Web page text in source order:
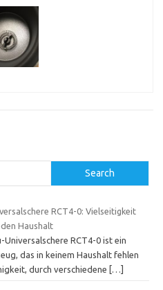
Search
RCT4-0: Vielseitigkeit
Haushalt
Universalschere RCT4-0 ist ein
das in keinem Haushalt fehlen
durch verschiedene
[…]